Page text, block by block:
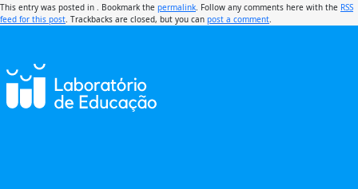
This entry was posted in . Bookmark the permalink . Follow any comments here with the RSS
feed for this post . Trackbacks are closed, but you can post a comment